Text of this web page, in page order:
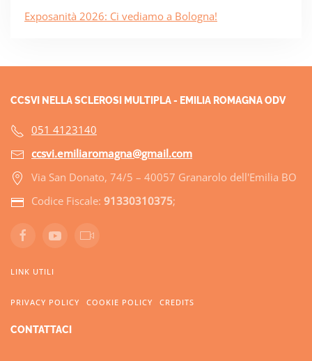
Exposanità 2026: Ci vediamo a Bologna!
CCSVI NELLA SCLEROSI MULTIPLA - EMILIA ROMAGNA ODV
051 4123140
ccsvi.emiliaromagna@gmail.com
Via San Donato, 74/5 – 40057 Granarolo dell'Emilia BO
Codice Fiscale: 91330310375;
LINK UTILI
PRIVACY POLICY COOKIE POLICY CREDITS
CONTATTACI